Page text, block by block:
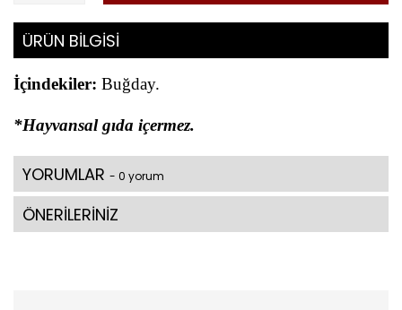
ÜRÜN BİLGİSİ
İçindekiler: Buğday.
*Hayvansal gıda içermez.
YORUMLAR - 0 yorum
ÖNERİLERİNİZ